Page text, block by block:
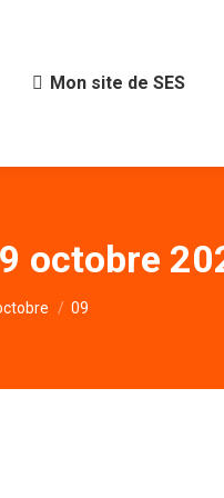
Mon site de SES
9 octobre
09